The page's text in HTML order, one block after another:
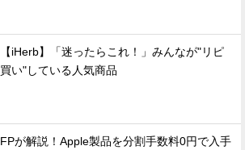
【iHerb】「迷ったらこれ！」みんなが"リピ
買い"している人気商品
FPが解説！Apple製品を分割手数料0円で入手